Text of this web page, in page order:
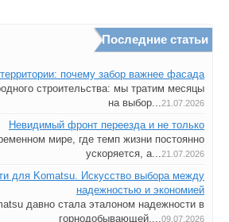
Последние статьи
почему забор важнее фасада
строительства: мы тратим месяцы
на выбор...21.07.2026
Невидимый фронт переезда и не только
мире, где темп жизни постоянно
ускоряется, а...21.07.2026
для Komatsu. Искусство выбора между
надежностью и экономией
давно стала эталоном надежности в
горнодобывающей,...09.07.2026